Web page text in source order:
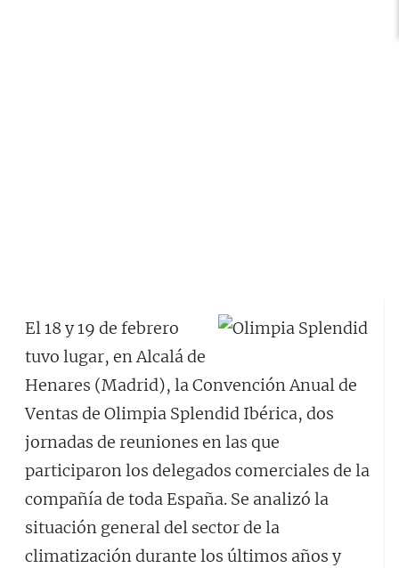
El 18 y 19 de febrero
tuvo lugar, en Alcalá de
Henares (Madrid), la Convención Anual de
Ventas de Olimpia Splendid Ibérica, dos
jornadas de reuniones en las que
participaron los delegados comerciales de la
compañía de toda España. Se analizó la
situación general del sector de la
climatización durante los últimos años y